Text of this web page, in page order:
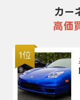
カー
高価
1位